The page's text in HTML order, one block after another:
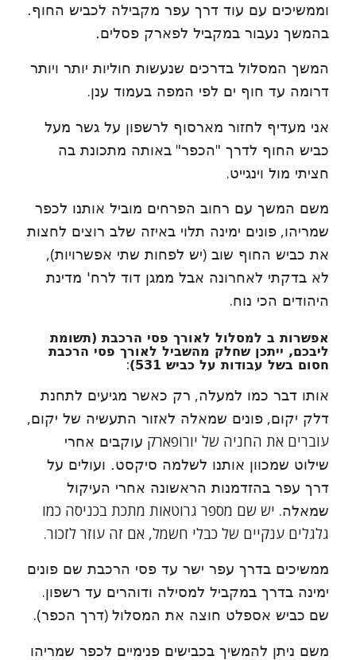
וממשיכים עם עוד דרך עפר מקבילה לכביש החוף.
בהמשך נעבור במקביל לפארק פסלים.
המשך המסלול בדרכים שנעשות חוליות יותר ויותר
דרומה עד חוף ים לפי המפה בעמוד ענן.
אני מעדיף לחזור מארסוף לרשפון על גשר מעל
כביש החוף לדרך "הכפר" באותה מתכונת בה
חציתי מול וינגייט.
משם המשך עם רחוב הפרחים מוביל אותנו לכפר
שמריהו, פונים ימינה תלוי באיזה שלב רוצים לחצות
את כביש החוף שוב (יש לפחות שתי אפשרויות),
לא בדקתי לאחרונה אבל ממגן דוד לרח' מדינת
היהודים הכי נוח.
אפשרות ב למסלול לאורך פסי הרכבת (תשומת
ליבכם, ייתכן שחלק מהשביל לאורך פסי הרכבת
חסום בשל עבודות על כביש 531)
:
אותו דבר כמו למעלה, רק כאשר מגיעים לתחנת
דלק יקום, פונים שמאלה לאזור התעשיה של יקום,
עוברים את החניה של יורופארק עוקבים אחרי
שילוט שמכוון אותנו לשלמה סיקסט. ועולים על
דרך עפר בהזדמנות הראשונה אחרי העיקול
שמאלה. יש שם מספר גרוטאות מתכת בכניסה כמו
גלגלים ענקיים של כבלי חשמל, אם זה עוזר לזכור.
ממשיכים בדרך עפר ישר עד פסי הרכבת שם פונים
ימינה בדרך במקביל למסילה ודוהרים עד רשפון.
שם כביש אספלט חוצה את המסלול(דרך הכפר).
משם ניתן להמשיך בכבישים פנימיים לכפר שמריהו